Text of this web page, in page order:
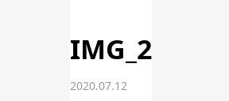
2020.07.12